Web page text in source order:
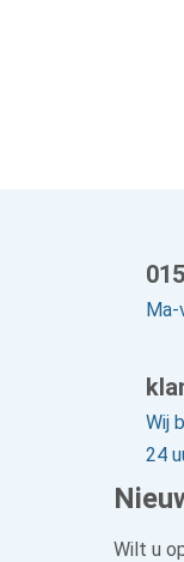
Ma-
Wij
24
Wilt u